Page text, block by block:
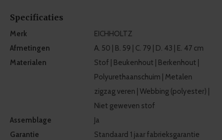
of their services.
Specificaties
Merk
EICHHOLTZ
Afmetingen
A. 50 | B. 59 | C. 79 | D. 43 | E. 47 cm
Materialen
Stof | Beukenhout | Berkenhout |
Polyurethaanschuim | Metalen
zigzag veren | Webbing (polyester) |
Niet geweven stof
Assemblage
Ja
Garantie
Standaard 1 jaar fabrieksgarantie